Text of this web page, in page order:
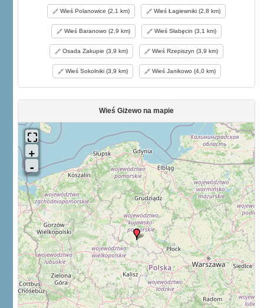
Wieś Polanowice (2,1 km) Wieś Łagiewniki (2,8 km)
Wieś Baranowo (2,9 km) Wieś Słabęcin (3,1 km)
Osada Zakupie (3,9 km) Wieś Rzepiszyn (3,9 km)
Wieś Sokolniki (3,9 km) Wieś Janikowo (4,0 km)
Wieś Giżewo na mapie